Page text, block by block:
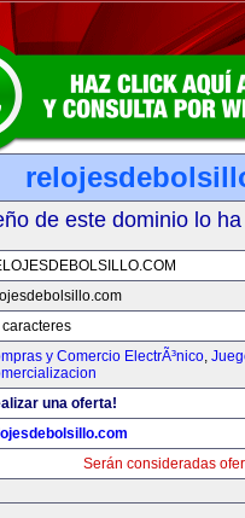
de este dominio lo
caracteres
y Comercio ElectrÃ³nico,
una oferta!
Serán consideradas